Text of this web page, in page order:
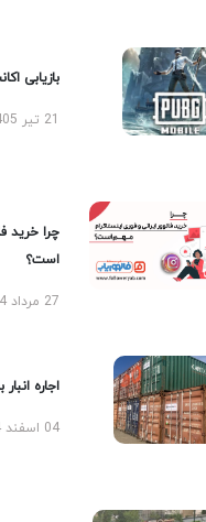
بازیابی
چرا خرید
است؟
27 مرداد 1404
اجاره
04 اسفند 1404